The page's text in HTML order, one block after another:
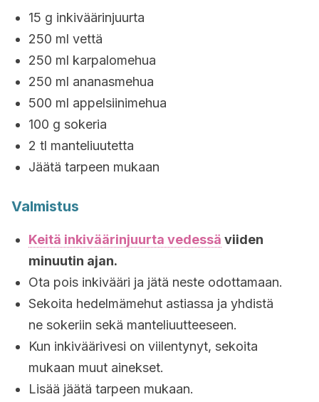
15 g inkiväärinjuurta
250 ml vettä
250 ml karpalomehua
250 ml ananasmehua
500 ml appelsiinimehua
100 g sokeria
2 tl manteliuutetta
Jäätä tarpeen mukaan
Valmistus
Keitä inkiväärinjuurta vedessä viiden
minuutin ajan.
Ota pois inkivääri ja jätä neste odottamaan.
Sekoita hedelmämehut astiassa ja yhdistä
ne sokeriin sekä manteliuutteeseen.
Kun inkiväärivesi on viilentynyt, sekoita
mukaan muut ainekset.
Lisää jäätä tarpeen mukaan.